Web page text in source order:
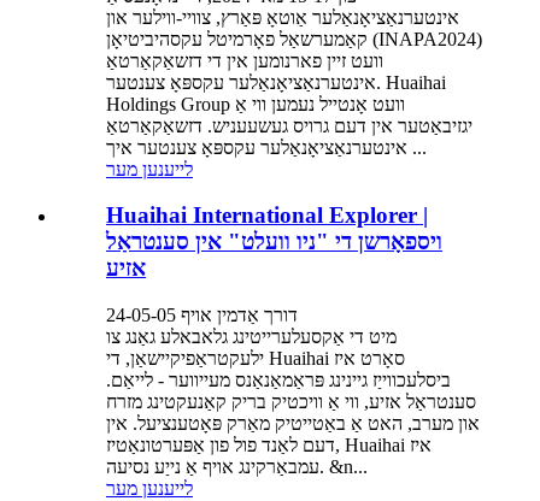
אינטערנאַציאָנאַלער אַוטאָ פּאַרץ, צוויי-ווילער און
קאַמערשאַל פאָרמיטל עקסהיביטיאָן (INAPA2024)
וועט זיין פארנומען אין די דזשאַקאַרטאַ
אינטערנאַציאָנאַלער עקספּאָ צענטער. Huaihai
Holdings Group וועט אָנטייל נעמען ווי אַ
יגזיבאַטער אין דעם גרויס געשעעניש. דזשאַקאַרטאַ
אינטערנאַציאָנאַלער עקספּאָ צענטער איך ...
לייענען מער
Huaihai International Explorer |
ויספאָרשן די "ניו וועלט" אין סענטראַל
אזיע
דורך אַדמין אויף 24-05-05
מיט די אַקסעלערייטינג גלאבאלע גאַנג צו
ילעקטראַפיקיישאַן, די Huaihai סאָרט איז
ביסלעכווייַז גיינינג פּראַמאַנאַנס מעייווער - לייאַם.
סענטראַל אזיע, ווי אַ וויכטיק בריק קאַנעקטינג מזרח
און מערב, האט אַ באַטייטיק מאַרק פּאָטענציעל. אין
דעם לאַנד פול פון אַפּערטונאַטיז, Huaihai איז
עמבאַרקינג אויף אַ נייַע נסיעה. &n...
לייענען מער